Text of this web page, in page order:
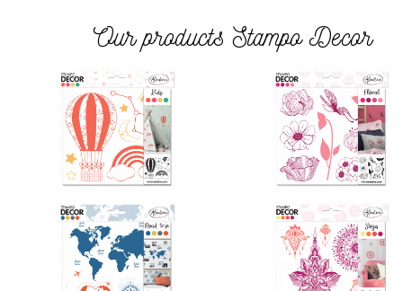
Our products Stampo Decor